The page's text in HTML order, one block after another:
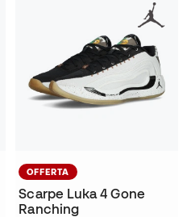
OFFERTA
Scarpe Luka 4 Gone
Ranching